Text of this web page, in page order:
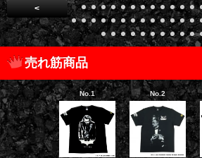
<
売れ筋商品
No.1 No.2